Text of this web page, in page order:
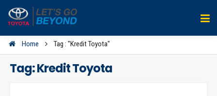
Home Tag : "Kredit Toyota"
Tag:Kredit Toyota